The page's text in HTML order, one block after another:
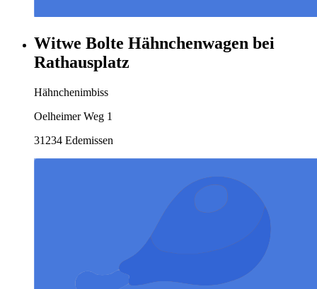
Witwe Bolte Hähnchenwagen bei
Rathausplatz
Hähnchenimbiss
Oelheimer Weg 1
31234 Edemissen